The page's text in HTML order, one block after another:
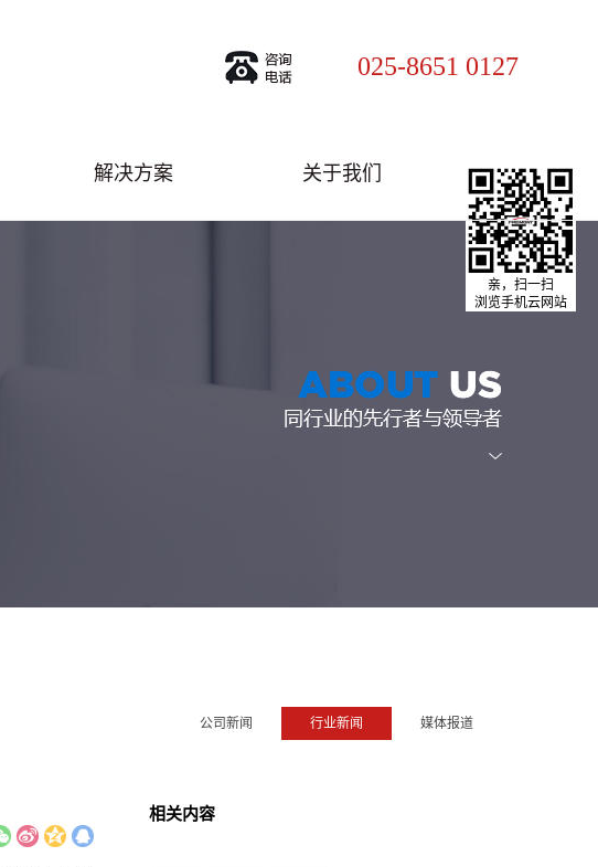
025-8651 0127
解决方案 关于我们
公司新闻 行业新闻 媒体报道
相关内容
亲，扫一扫
浏览手机云网站